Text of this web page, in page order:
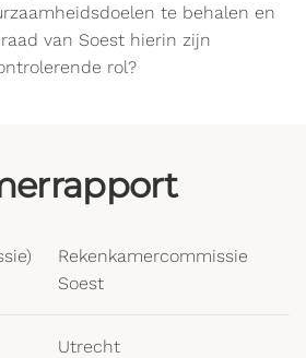
te behalen en
van Soest hierin zijn
rol?
Rekenkamercommissie
Soest
Utrecht